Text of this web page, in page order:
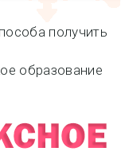
получить
образование